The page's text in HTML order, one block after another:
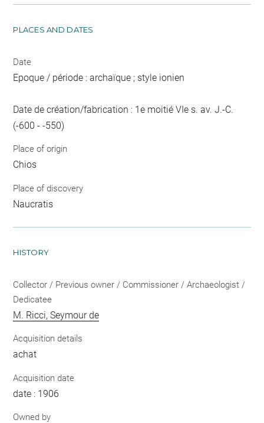
PLACES AND DATES
Date
Epoque / période : archaïque ; style ionien
Date de création/fabrication : 1e moitié VIe s. av. J.-C.
(-600 - -550)
Place of origin
Chios
Place of discovery
Naucratis
HISTORY
Collector / Previous owner / Commissioner / Archaeologist /
Dedicatee
M. Ricci, Seymour de
Acquisition details
achat
Acquisition date
date : 1906
Owned by